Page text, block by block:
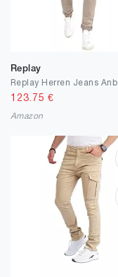
Replay
123.75 €
Amazon